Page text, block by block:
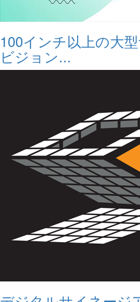
100インチ以上の大
ビジョン...